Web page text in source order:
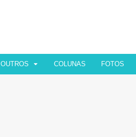
OUTROS COLUNAS FOTOS